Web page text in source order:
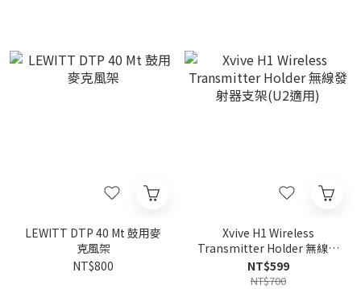
LEWITT DTP 40 Mt 鼓用麥
克風架
NT$800
Xvive H1 Wireless
Transmitter Holder 無線發
射器支架(U2適用)
NT$599
NT$700